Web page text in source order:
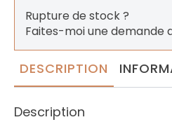
Rupture de stock ?
Faites-moi une demande
DESCRIPTION
Description